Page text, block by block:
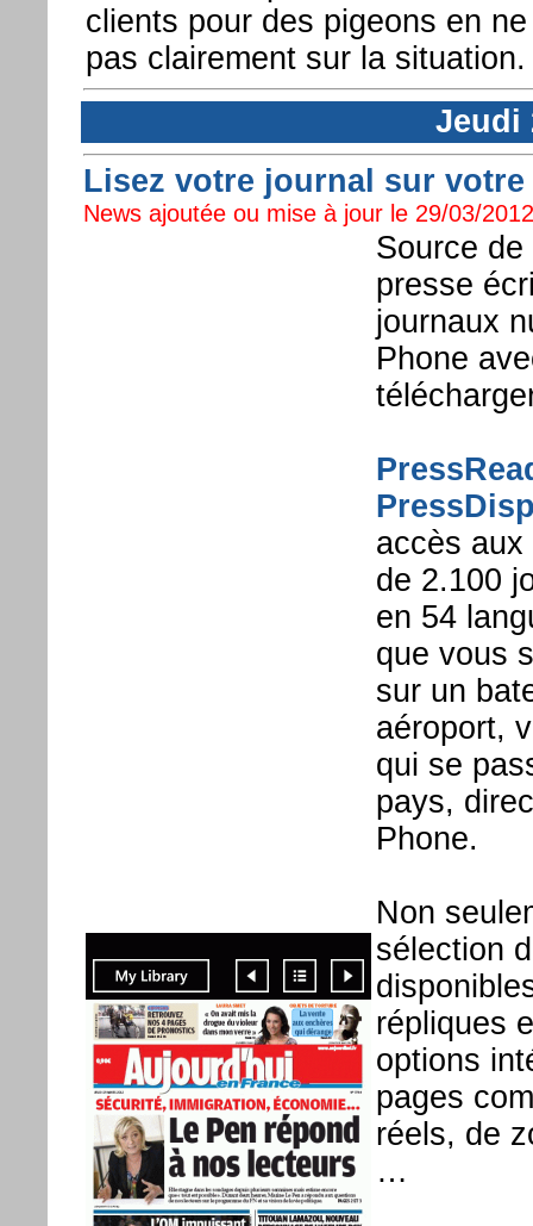
clients pour des pigeons en
pas clairement sur la situation.
Jeudi
Lisez votre journal sur votre
News ajoutée ou mise à jour le 29/03/
Source
presse
journaux
Phone
accès aux
de 2.100
en 54
que vous
sur un
aéroport,
qui se
pays,
Phone.
Non
sélection
répliques
options
pages
réels, de
…